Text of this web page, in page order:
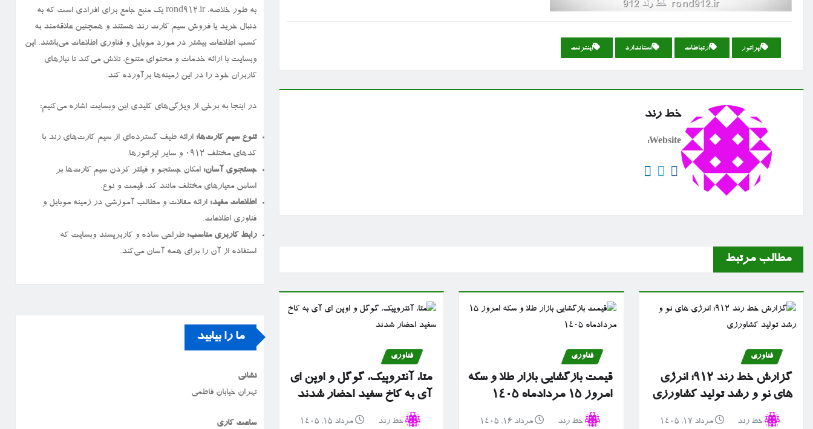
اپراتور ارتباطات استاندارد اینترنت
خط رند
Website:
مطالب مرتبط
فناوری
گزارش خط رند ۹۱۲؛ انرژی
های نو و رشد تولید کشاورزی
خط رند مرداد ۱۷, ۱۴۰۵
فناوری
قیمت بازگشایی بازار طلا و سکه
امروز ۱۵ مردادماه ۱۴۰۵
خط رند مرداد ۱۶, ۱۴۰۵
فناوری
متا، آنتروپیک، گوگل و اوپن ای
آی به کاخ سفید احضار شدند
خط رند مرداد ۱۵, ۱۴۰۵
به طور خلاصه، rond912.ir یک منبع جامع برای افرادی است که به
دنبال خرید یا فروش سیم کارت رند هستند و همچنین علاقه‌مند به
کسب اطلاعات بیشتر در مورد موبایل و فناوری اطلاعات می‌باشند. این
وبسایت با ارائه خدمات و محتوای متنوع، تلاش می‌کند تا نیازهای
کاربران خود را در این زمینه‌ها برآورده کند.
در اینجا به برخی از ویژگی‌های کلیدی این وبسایت اشاره می‌کنیم:
تنوع سیم کارت‌ها: ارائه طیف گسترده‌ای از سیم کارت‌های رند با
کدهای مختلف ۰۹۱۲ و سایر اپراتورها.
جستجوی آسان: امکان جستجو و فیلتر کردن سیم کارت‌ها بر
اساس معیارهای مختلف مانند کد، قیمت و نوع.
اطلاعات مفید: ارائه مقالات و مطالب آموزشی در زمینه موبایل و
فناوری اطلاعات.
رابط کاربری مناسب: طراحی ساده و کاربرپسند وبسایت که
استفاده از آن را برای همه آسان می‌کند.
ما را بیابید
نشانی
تهران خیابان فاطمی
ساعت کاری